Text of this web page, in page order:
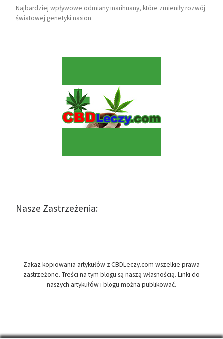
Najbardziej wpływowe odmiany marihuany, które zmieniły rozwój
światowej genetyki nasion
Nasze Zastrzeżenia:
Zakaz kopiowania artykułów z CBDLeczy.com wszelkie prawa
zastrzeżone. Treści na tym blogu są naszą własnością. Linki do
naszych artykułów i blogu można publikować.